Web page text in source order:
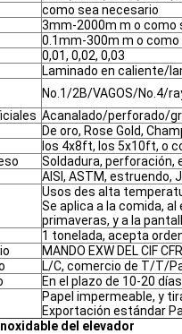
como sea necesario
3mm-2000m m o como
0.1mm-300m m o
0,01, 0,02, 0,03
Laminado en caliente/
No.1/2B/VAGOS/No.4/
Acanalado/perforado/
De oro, Rose Gold,
los 4x8ft, los 5x10ft, o
Soldadura, perforación,
AISI, ASTM, estruendo,
Usos des alta
Se aplica a la comida,
primaveras, y a la
1 tonelada, acepta
MANDO EXW DEL CIF CFR
L/C, comercio de T/T/
En el plazo de 10-20
Papel impermeable, y
Exportación estándar
del elevador